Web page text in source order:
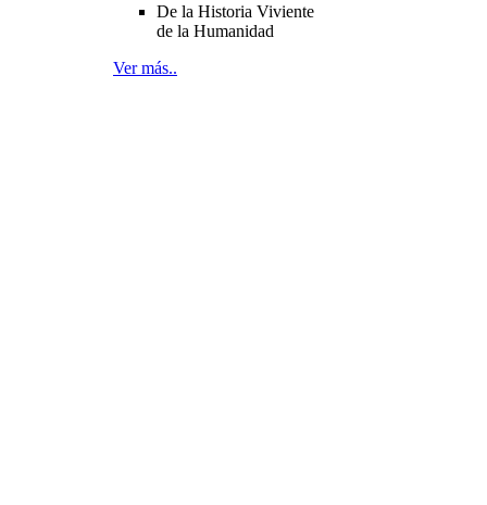
De la Historia Viviente
de la Humanidad
Ver más..